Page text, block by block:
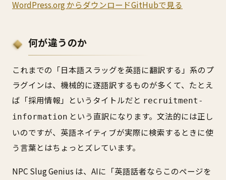
WordPress.org からダウンロードGitHubで見る
何が違うのか
これまでの「日本語スラッグを英語に翻訳する」系のプ
ラグインは、機械的に逐語訳するものが多くて、たとえ
ば「採用情報」というタイトルだと recruitment-
information という直訳になります。文法的には正し
いのですが、英語ネイティブが実際に検索するときに使
う言葉とはちょっとズレています。
NPC Slug Genius は、AIに「英語話者ならこのページを